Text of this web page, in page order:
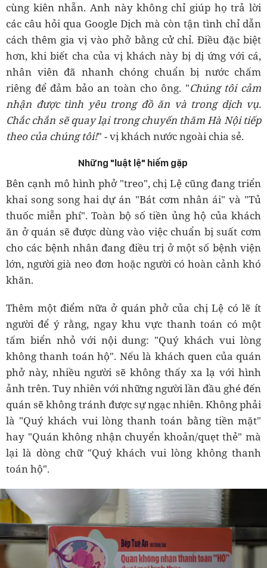
cùng kiên nhẫn. Anh này không chỉ giúp họ trả lời
các câu hỏi qua Google Dịch mà còn tận tình chỉ dẫn
cách thêm gia vị vào phở bằng cử chỉ. Điều đặc biệt
hơn, khi biết cha của vị khách này bị dị ứng với cá,
nhân viên đã nhanh chóng chuẩn bị nước chấm
riêng để đảm bảo an toàn cho ông. "Chúng tôi cảm
nhận được tình yêu trong đồ ăn và trong dịch vụ.
Chắc chắn sẽ quay lại trong chuyến thăm Hà Nội tiếp
theo của chúng tôi!" - vị khách nước ngoài chia sẻ.
Những "luật lệ" hiếm gặp
Bên cạnh mô hình phở "treo", chị Lệ cũng đang triển
khai song song hai dự án "Bát cơm nhân ái" và "Tủ
thuốc miễn phí". Toàn bộ số tiền ủng hộ của khách
ăn ở quán sẽ được dùng vào việc chuẩn bị suất cơm
cho các bệnh nhân đang điều trị ở một số bệnh viện
lớn, người già neo đơn hoặc người có hoàn cảnh khó
khăn.
Thêm một điểm nữa ở quán phở của chị Lệ có lẽ ít
người để ý rằng, ngay khu vực thanh toán có một
tấm biển nhỏ với nội dung: "Quý khách vui lòng
không thanh toán hộ". Nếu là khách quen của quán
phở này, nhiều người sẽ không thấy xa lạ với hình
ảnh trên. Tuy nhiên với những người lần đầu ghé đến
quán sẽ không tránh được sự ngạc nhiên. Không phải
là "Quý khách vui lòng thanh toán bằng tiền mặt"
hay "Quán không nhận chuyển khoản/quẹt thẻ" mà
lại là dòng chữ "Quý khách vui lòng không thanh
toán hộ".